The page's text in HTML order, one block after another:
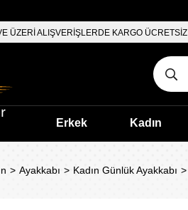
ÜZERİ ALIŞVERİŞLERDE KARGO ÜCRETSİZ
Erkek Kadın
Ayakkabı Kadın Günlük Ayakkabı